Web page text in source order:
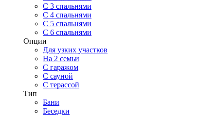
С 3 спальнями
С 4 спальнями
С 5 спальнями
С 6 спальнями
Опции
Для узких участков
На 2 семьи
С гаражом
С сауной
С терассой
Тип
Бани
Беседки